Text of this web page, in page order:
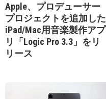
Apple、プロデューサー
プロジェクトを追加した
iPad/Mac用音楽製作アプ
リ「Logic Pro 3.3」をリ
リース